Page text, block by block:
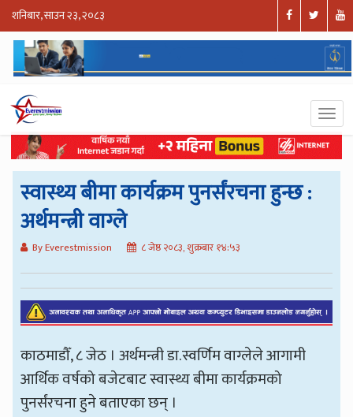
शनिबार, साउन २३, २०८३
स्वास्थ्य बीमा कार्यक्रम पुनर्संरचना हुन्छ :
अर्थमन्त्री वाग्ले
By Everestmission ८ जेष्ठ २०८३, शुक्रबार १४:५३
काठमाडौँ, ८ जेठ । अर्थमन्त्री डा.स्वर्णिम वाग्लेले आगामी
आर्थिक वर्षको बजेटबाट स्वास्थ्य बीमा कार्यक्रमको
पुनर्संरचना हुने बताएका छन् ।